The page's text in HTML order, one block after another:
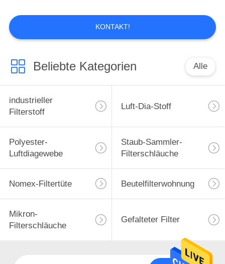
Metallurgische
Ausrüstung
KONTAKT!
Beliebte Kategorien Alle
industrieller
Filterstoff
Luft-Dia-Stoff
Polyester-
Luftdiagewebe
Staub-Sammler-
Filterschläuche
Nomex-Filtertüte Beutelfilterwohnung
Mikron-
Filterschläuche
Gefalteter Filter